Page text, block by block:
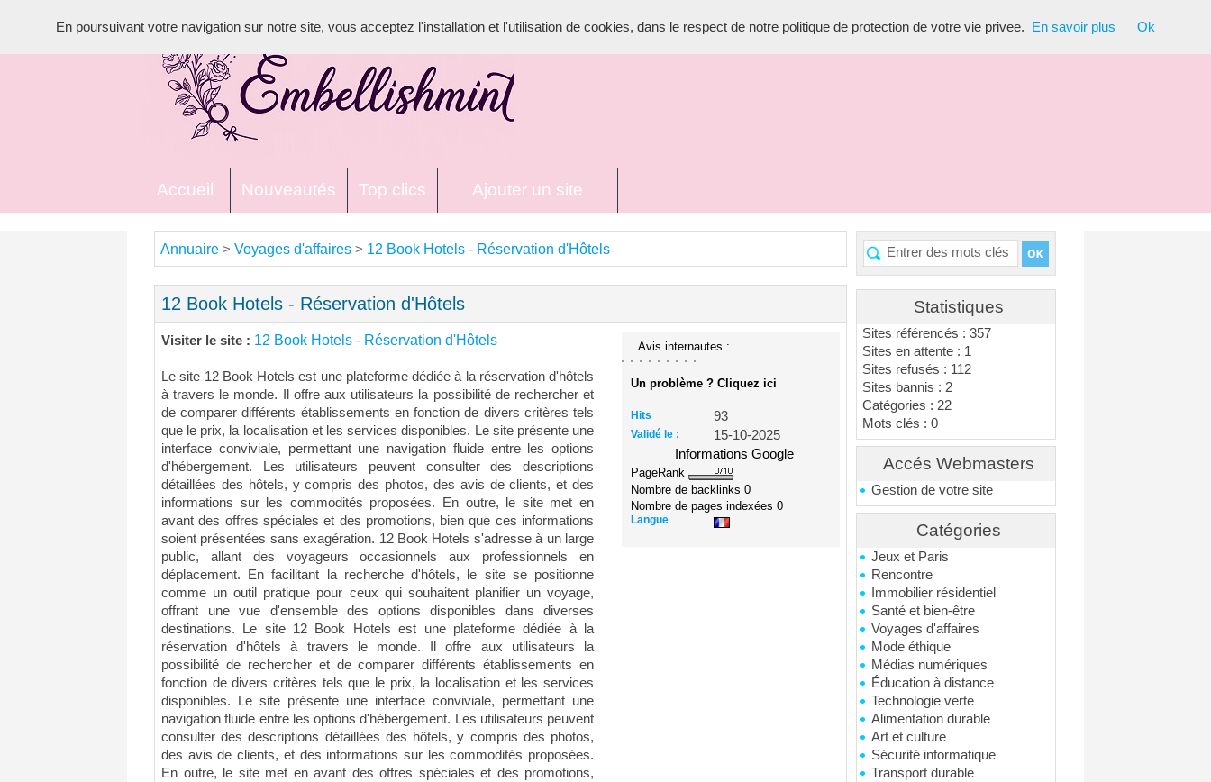
Accueil Nouveautés Top clics Ajouter un site
Statistiques
Sites référencés : 357
Sites en attente : 1
Sites refusés : 112
Sites bannis : 2
Catégories : 22
Mots clés : 0
Accés Webmasters
Gestion de votre site
Catégories
Jeux et Paris
Rencontre
Immobilier résidentiel
Santé et bien-être
Voyages d'affaires
Mode éthique
Médias numériques
Éducation à distance
Technologie verte
Alimentation durable
Art et culture
Sécurité informatique
Transport durable
Annuaire > Voyages d'affaires > 12 Book Hotels - Réservation d'Hôtels
12 Book Hotels - Réservation d'Hôtels
Visiter le site : 12 Book Hotels - Réservation d'Hôtels
Le site 12 Book Hotels est une plateforme dédiée à la réservation d'hôtels
à travers le monde. Il offre aux utilisateurs la possibilité de rechercher et
de comparer différents établissements en fonction de divers critères tels
que le prix, la localisation et les services disponibles. Le site présente une
interface conviviale, permettant une navigation fluide entre les options
d'hébergement. Les utilisateurs peuvent consulter des descriptions
détaillées des hôtels, y compris des photos, des avis de clients, et des
informations sur les commodités proposées. En outre, le site met en
avant des offres spéciales et des promotions, bien que ces informations
soient présentées sans exagération. 12 Book Hotels s'adresse à un large
public, allant des voyageurs occasionnels aux professionnels en
déplacement. En facilitant la recherche d'hôtels, le site se positionne
comme un outil pratique pour ceux qui souhaitent planifier un voyage,
offrant une vue d'ensemble des options disponibles dans diverses
destinations. Le site 12 Book Hotels est une plateforme dédiée à la
réservation d'hôtels à travers le monde. Il offre aux utilisateurs la
possibilité de rechercher et de comparer différents établissements en
fonction de divers critères tels que le prix, la localisation et les services
disponibles. Le site présente une interface conviviale, permettant une
navigation fluide entre les options d'hébergement. Les utilisateurs peuvent
consulter des descriptions détaillées des hôtels, y compris des photos,
des avis de clients, et des informations sur les commodités proposées.
En outre, le site met en avant des offres spéciales et des promotions,
Avis internautes :
Un problème ? Cliquez ici
Hits 93
Validé le :
15-10-2025
Informations Google
PageRank
Nombre de backlinks0
Nombre de pages indexées0
Langue
En poursuivant votre navigation sur notre site, vous acceptez l'installation et l'utilisation de cookies, dans le respect de notre politique de protection de votre vie privee. En savoir plus Ok